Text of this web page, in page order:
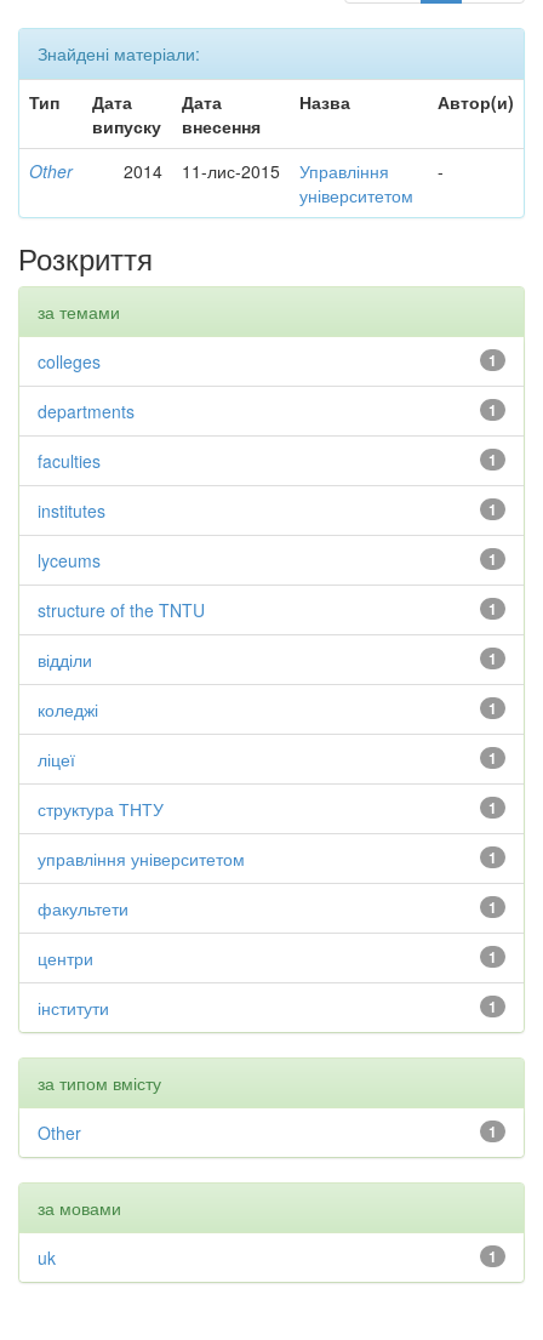
Знайдені матеріали:
Тип
Дата
випуску
Дата
внесення
Назва Автор(и)
Other 2014 11-лис-2015
Управління
університетом
-
Розкриття
за темами
1
colleges
1
departments
1
faculties
1
institutes
1
lyceums
1
structure of the TNTU
1
відділи
1
коледжі
1
ліцеї
1
структура ТНТУ
1
управління університетом
1
факультети
1
центри
1
інститути
за типом вмісту
1
Other
за мовами
1
uk